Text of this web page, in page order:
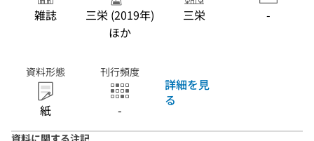
雑誌
三栄 (2019年)
ほか
三栄 -
資料形態
紙
刊行頻度
-
詳細を見
る
資料に関する注記